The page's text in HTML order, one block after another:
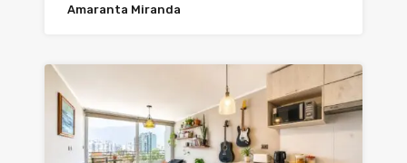
Amaranta Miranda